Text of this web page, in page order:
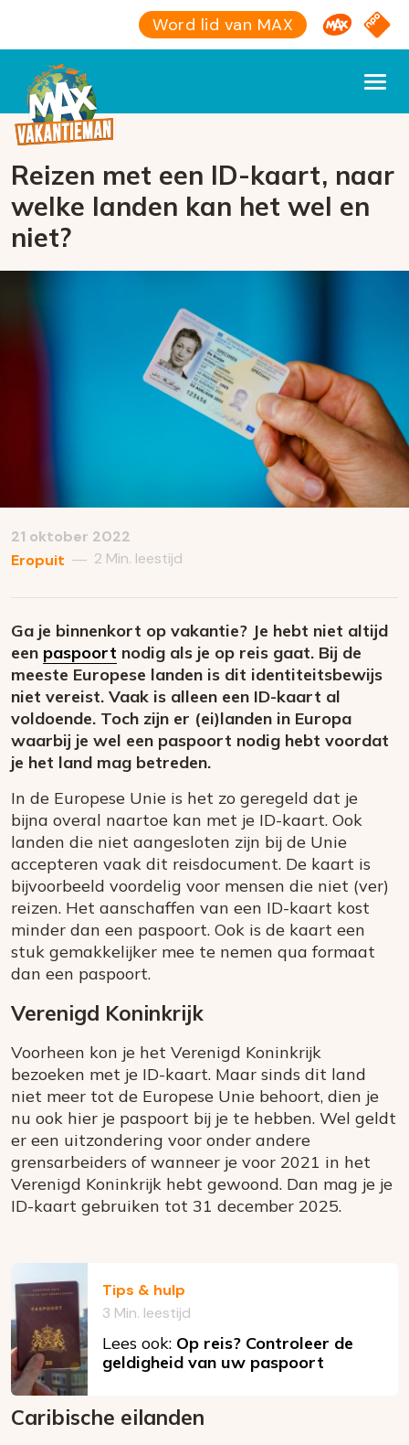
Word lid van MAX Omroep
NPO
Reizen met een ID-kaart, naar
welke landen kan het wel en
niet?
21 oktober 2022
Eropuit — 2 Min. leestijd
Ga je binnenkort op vakantie? Je hebt niet altijd
een paspoort nodig als je op reis gaat. Bij de
meeste Europese landen is dit identiteitsbewijs
niet vereist. Vaak is alleen een ID-kaart al
voldoende. Toch zijn er (ei)landen in Europa
waarbij je wel een paspoort nodig hebt voordat
je het land mag betreden.
In de Europese Unie is het zo geregeld dat je
bijna overal naartoe kan met je ID-kaart. Ook
landen die niet aangesloten zijn bij de Unie
accepteren vaak dit reisdocument. De kaart is
bijvoorbeeld voordelig voor mensen die niet (ver)
reizen. Het aanschaffen van een ID-kaart kost
minder dan een paspoort. Ook is de kaart een
stuk gemakkelijker mee te nemen qua formaat
dan een paspoort.
Verenigd Koninkrijk
Voorheen kon je het Verenigd Koninkrijk
bezoeken met je ID-kaart. Maar sinds dit land
niet meer tot de Europese Unie behoort, dien je
nu ook hier je paspoort bij je te hebben. Wel geldt
er een uitzondering voor onder andere
grensarbeiders of wanneer je voor 2021 in het
Verenigd Koninkrijk hebt gewoond. Dan mag je je
ID-kaart gebruiken tot 31 december 2025.
Tips & hulp
3 Min. leestijd
Lees ook: Op reis? Controleer de
geldigheid van uw paspoort
Caribische eilanden